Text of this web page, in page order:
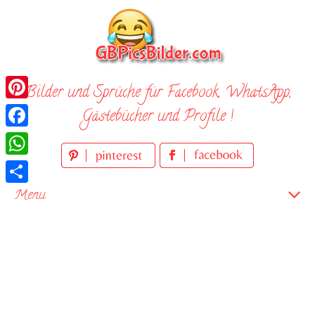
Bilder und Sprüche für Facebook, WhatsApp,
Gästebücher und Profile !
Menu
Pinterest
Facebook
WhatsApp
Teilen